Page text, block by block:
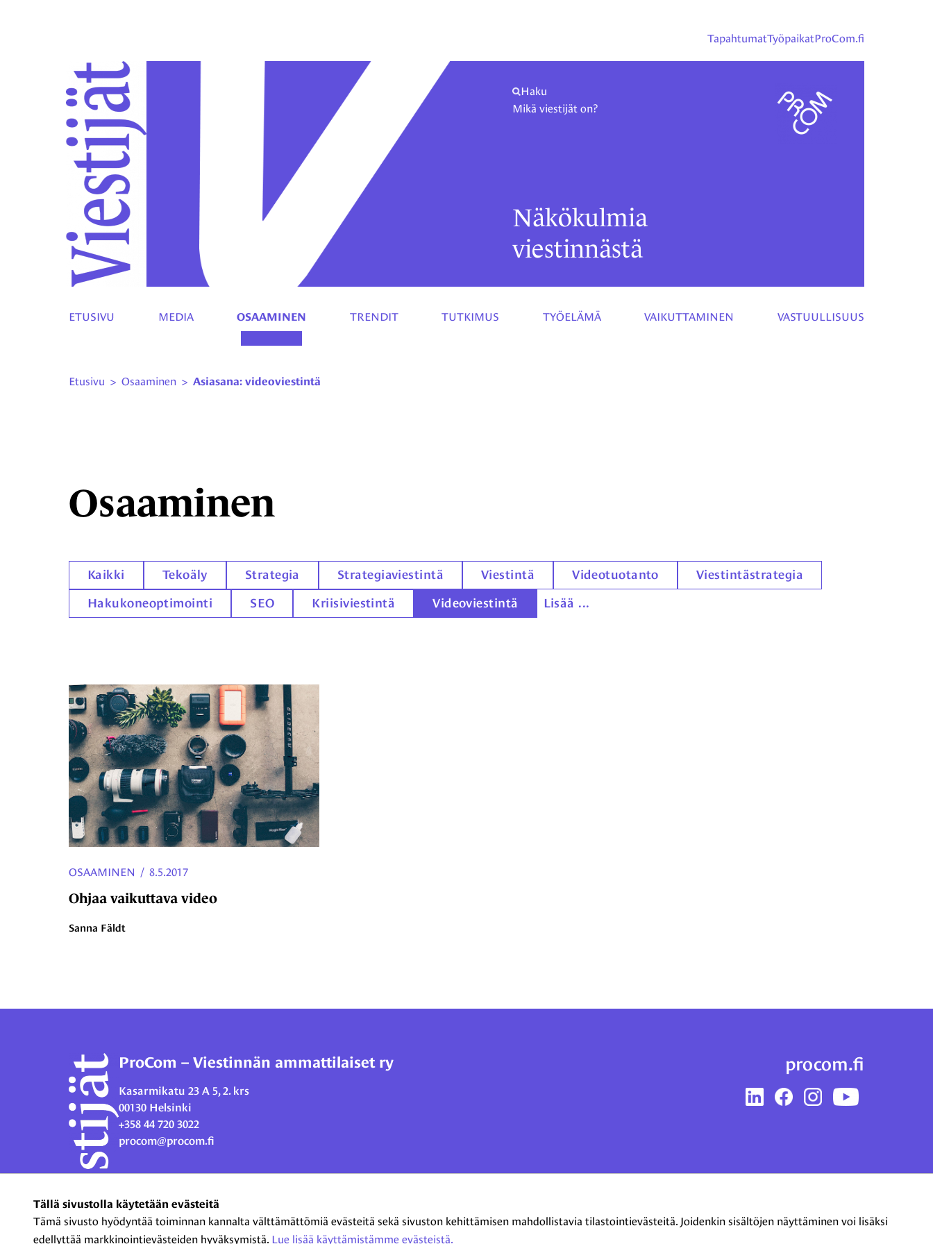
Tällä sivustolla käytetään evästeitä
Tämä sivusto hyödyntää toiminnan kannalta välttämättömiä evästeitä sekä sivuston kehittämisen mahdollistavia tilastointievästeitä. Joidenkin sisältöjen näyttäminen voi lisäksi
edellyttää markkinointievästeiden hyväksymistä. Lue lisää käyttämistämme evästeistä.​​​​​​
TapahtumatTyöpaikatProCom.fi
Näkökulmia
viestinnästä
Haku
Mikä viestijät on?
ETUSIVU MEDIA OSAAMINEN TRENDIT TUTKIMUS TYÖELÄMÄ VAIKUTTAMINEN VASTUULLISUUS
Etusivu > Osaaminen > Asiasana: videoviestintä
Osaaminen
Kaikki Tekoäly Strategia Strategiaviestintä Viestintä Videotuotanto Viestintästrategia
Hakukoneoptimointi SEO Kriisiviestintä Videoviestintä Lisää ...
Ohjaa vaikuttava video
OSAAMINEN / 8.5.2017
Sanna Fäldt
ProCom – Viestinnän ammattilaiset ry
Kasarmikatu 23 A 5, 2. krs
00130 Helsinki
+358 44 720 3022
procom@procom.fi
procom.fi
LinkedInFacebookInstagramYouTube